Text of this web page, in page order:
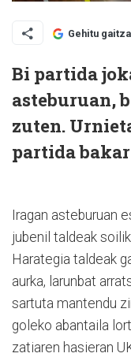
Gehitu
Bi partida
asteburuan,
zuten.
partida
Iragan asteburuan
jubenil taldeak
Harategia taldeak
aurka, larunbat
sartuta mantendu
goleko abantaila
zatiaren hasieran